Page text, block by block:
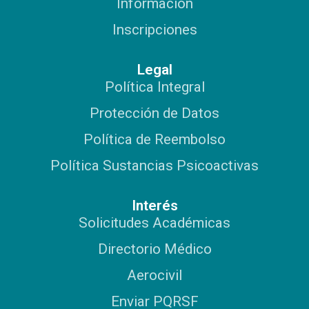
Interés
Solicitudes Académicas
Directorio Médico
Aerocivil
Enviar PQRSF
Legal
Política Integral
Protección de Datos
Política de Reembolso
Política Sustancias Psicoactivas
Inscripciones